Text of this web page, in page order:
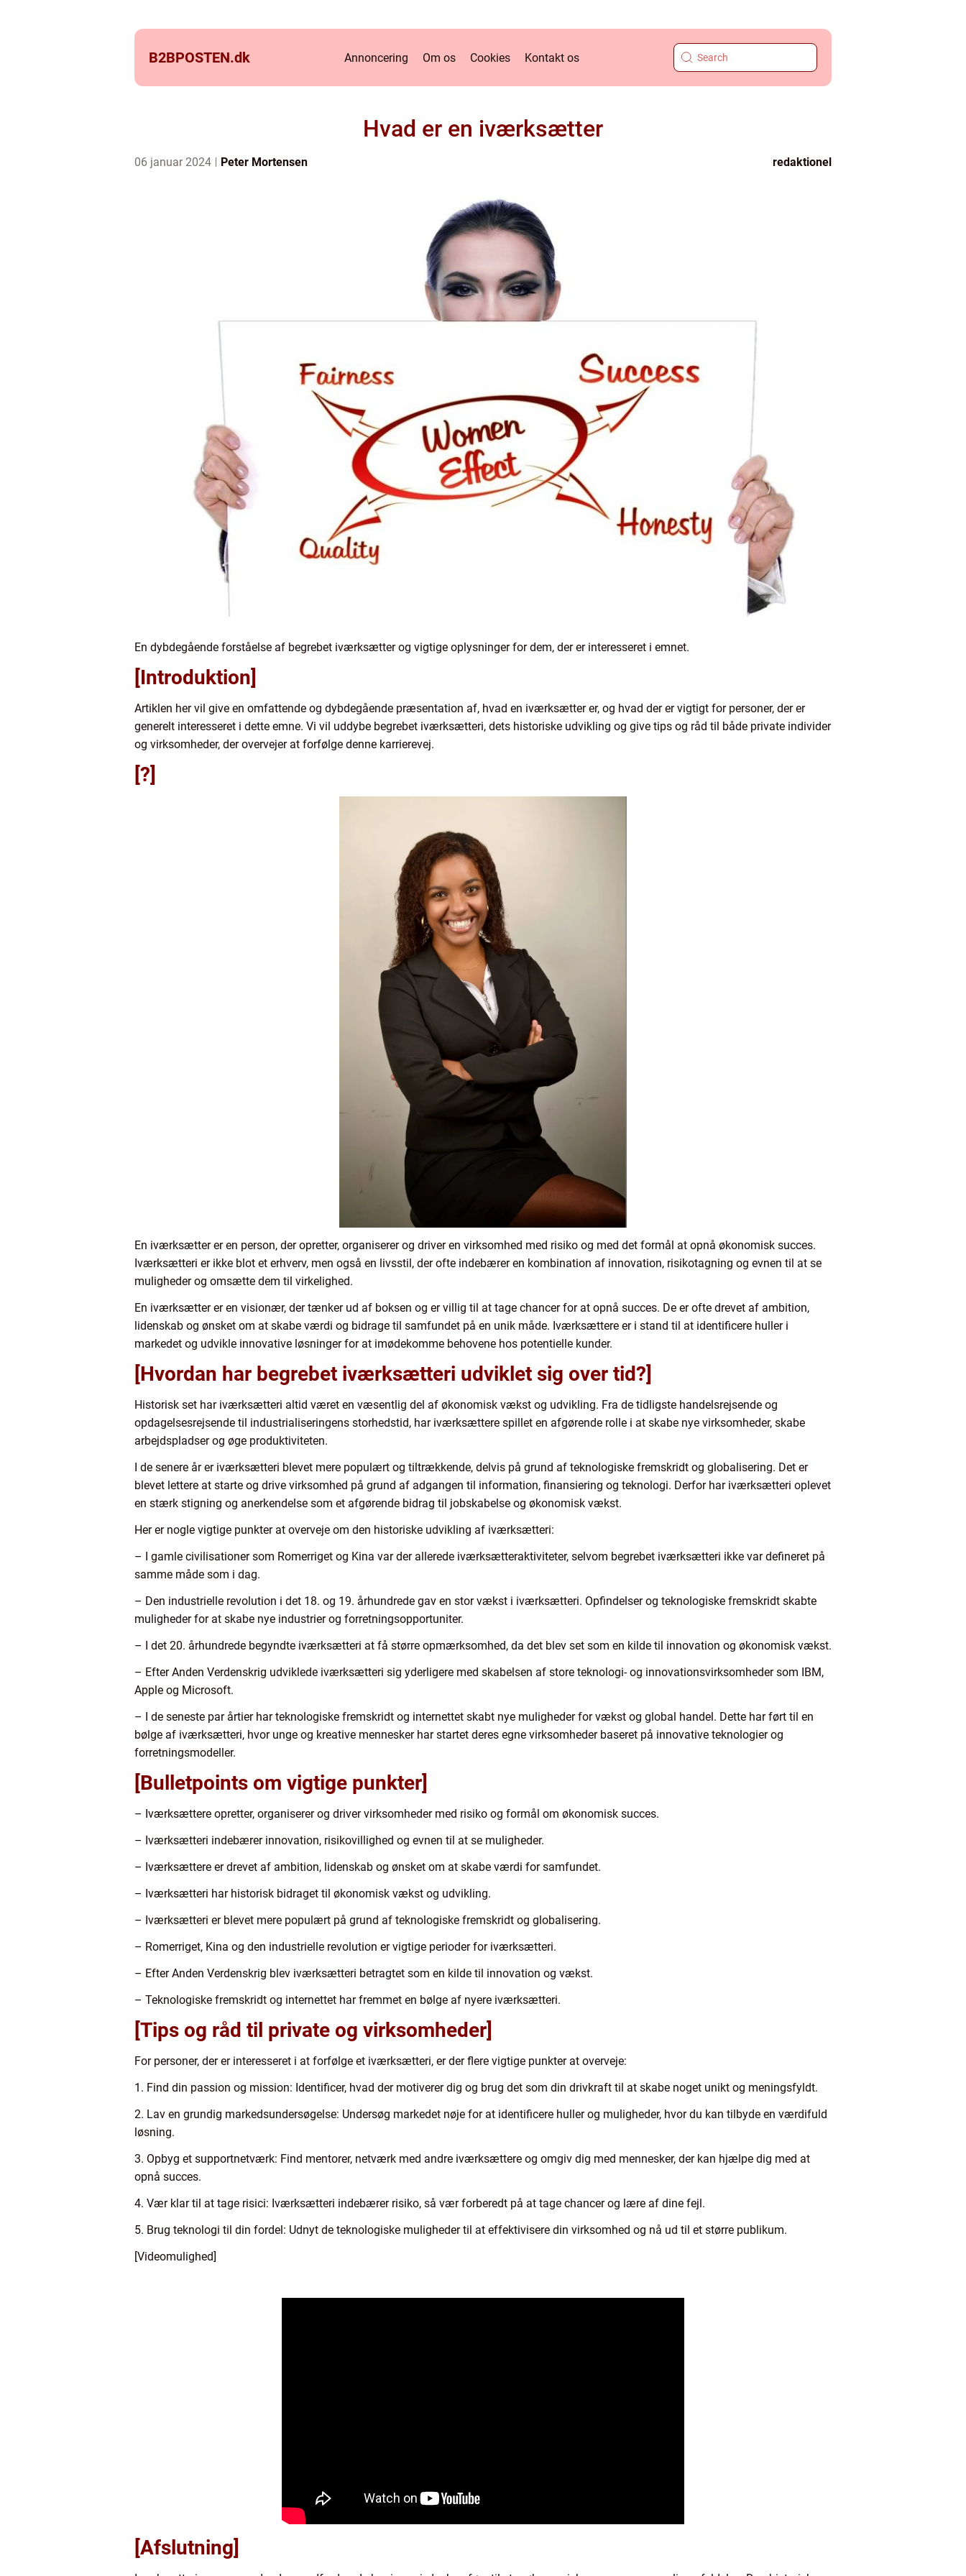
B2BPOSTEN.dk Annoncering Om os Cookies Kontakt os
Hvad er en iværksætter
06 januar 2024 Peter Mortensen redaktionel
En dybdegående forståelse af begrebet iværksætter og vigtige oplysninger for dem, der er interesseret i emnet.
[Introduktion]
Artiklen her vil give en omfattende og dybdegående præsentation af, hvad en iværksætter er, og hvad der er vigtigt for personer, der er
generelt interesseret i dette emne. Vi vil uddybe begrebet iværksætteri, dets historiske udvikling og give tips og råd til både private individer
og virksomheder, der overvejer at forfølge denne karrierevej.
[?]
En iværksætter er en person, der opretter, organiserer og driver en virksomhed med risiko og med det formål at opnå økonomisk succes.
Iværksætteri er ikke blot et erhverv, men også en livsstil, der ofte indebærer en kombination af innovation, risikotagning og evnen til at se
muligheder og omsætte dem til virkelighed.
En iværksætter er en visionær, der tænker ud af boksen og er villig til at tage chancer for at opnå succes. De er ofte drevet af ambition,
lidenskab og ønsket om at skabe værdi og bidrage til samfundet på en unik måde. Iværksættere er i stand til at identificere huller i
markedet og udvikle innovative løsninger for at imødekomme behovene hos potentielle kunder.
[Hvordan har begrebet iværksætteri udviklet sig over tid?]
Historisk set har iværksætteri altid været en væsentlig del af økonomisk vækst og udvikling. Fra de tidligste handelsrejsende og
opdagelsesrejsende til industrialiseringens storhedstid, har iværksættere spillet en afgørende rolle i at skabe nye virksomheder, skabe
arbejdspladser og øge produktiviteten.
I de senere år er iværksætteri blevet mere populært og tiltrækkende, delvis på grund af teknologiske fremskridt og globalisering. Det er
blevet lettere at starte og drive virksomhed på grund af adgangen til information, finansiering og teknologi. Derfor har iværksætteri oplevet
en stærk stigning og anerkendelse som et afgørende bidrag til jobskabelse og økonomisk vækst.
Her er nogle vigtige punkter at overveje om den historiske udvikling af iværksætteri:
– I gamle civilisationer som Romerriget og Kina var der allerede iværksætteraktiviteter, selvom begrebet iværksætteri ikke var defineret på
samme måde som i dag.
– Den industrielle revolution i det 18. og 19. århundrede gav en stor vækst i iværksætteri. Opfindelser og teknologiske fremskridt skabte
muligheder for at skabe nye industrier og forretningsopportuniter.
– I det 20. århundrede begyndte iværksætteri at få større opmærksomhed, da det blev set som en kilde til innovation og økonomisk vækst.
– Efter Anden Verdenskrig udviklede iværksætteri sig yderligere med skabelsen af store teknologi- og innovationsvirksomheder som IBM,
Apple og Microsoft.
– I de seneste par årtier har teknologiske fremskridt og internettet skabt nye muligheder for vækst og global handel. Dette har ført til en
bølge af iværksætteri, hvor unge og kreative mennesker har startet deres egne virksomheder baseret på innovative teknologier og
forretningsmodeller.
[Bulletpoints om vigtige punkter]
– Iværksættere opretter, organiserer og driver virksomheder med risiko og formål om økonomisk succes.
– Iværksætteri indebærer innovation, risikovillighed og evnen til at se muligheder.
– Iværksættere er drevet af ambition, lidenskab og ønsket om at skabe værdi for samfundet.
– Iværksætteri har historisk bidraget til økonomisk vækst og udvikling.
– Iværksætteri er blevet mere populært på grund af teknologiske fremskridt og globalisering.
– Romerriget, Kina og den industrielle revolution er vigtige perioder for iværksætteri.
– Efter Anden Verdenskrig blev iværksætteri betragtet som en kilde til innovation og vækst.
– Teknologiske fremskridt og internettet har fremmet en bølge af nyere iværksætteri.
[Tips og råd til private og virksomheder]
For personer, der er interesseret i at forfølge et iværksætteri, er der flere vigtige punkter at overveje:
1. Find din passion og mission: Identificer, hvad der motiverer dig og brug det som din drivkraft til at skabe noget unikt og meningsfyldt.
2. Lav en grundig markedsundersøgelse: Undersøg markedet nøje for at identificere huller og muligheder, hvor du kan tilbyde en værdifuld
løsning.
3. Opbyg et supportnetværk: Find mentorer, netværk med andre iværksættere og omgiv dig med mennesker, der kan hjælpe dig med at
opnå succes.
4. Vær klar til at tage risici: Iværksætteri indebærer risiko, så vær forberedt på at tage chancer og lære af dine fejl.
5. Brug teknologi til din fordel: Udnyt de teknologiske muligheder til at effektivisere din virksomhed og nå ud til et større publikum.
[Videomulighed]
[Afslutning]